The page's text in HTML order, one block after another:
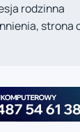
rodzinna
strona